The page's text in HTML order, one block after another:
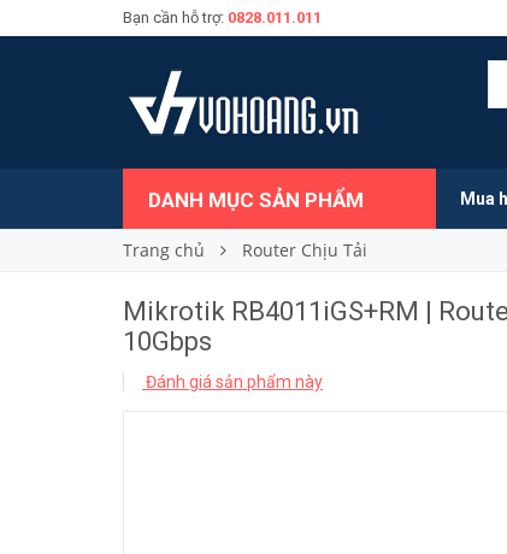
Bạn cần hỗ trợ: 0828.011.011
DANH MỤC SẢN PHẨM Mua
Trang chủ Router Chịu Tải
Mikrotik RB4011iGS+RM |
10Gbps
Đánh giá sản phẩm này